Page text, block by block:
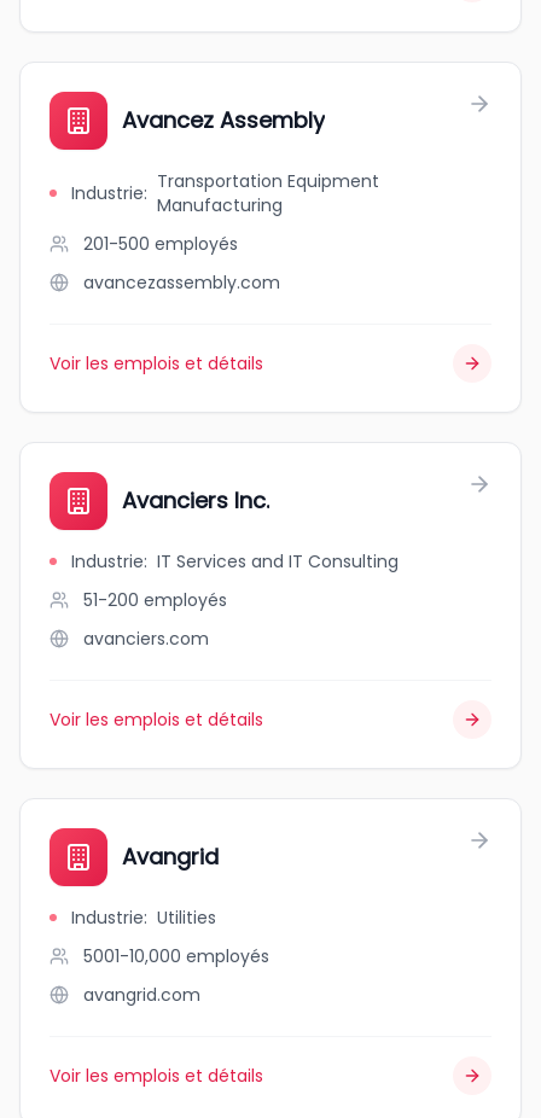
Avancez Assembly
Industrie: Transportation Equipment
Manufacturing
201-500 employés
avancezassembly.com
Voir les emplois et détails
Avanciers Inc.
Industrie: IT Services and IT Consulting
51-200 employés
avanciers.com
Voir les emplois et détails
Avangrid
Industrie: Utilities
5001-10,000 employés
avangrid.com
Voir les emplois et détails